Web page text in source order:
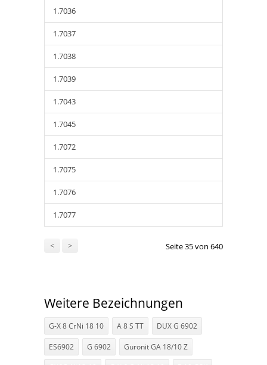
1.7036
1.7037
1.7038
1.7039
1.7043
1.7045
1.7072
1.7075
1.7076
1.7077
< > Seite 35 von 640
Weitere Bezeichnungen
G-X 8 CrNi 18 10 A 8 S TT DUX G 6902
ES6902 G 6902 Guronit GA 18/10 Z